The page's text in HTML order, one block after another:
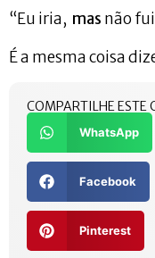
“Eu iria, mas não
É a mesma coisa
COMPARTILHE ESTE
WhatsApp
Facebook
Pinterest